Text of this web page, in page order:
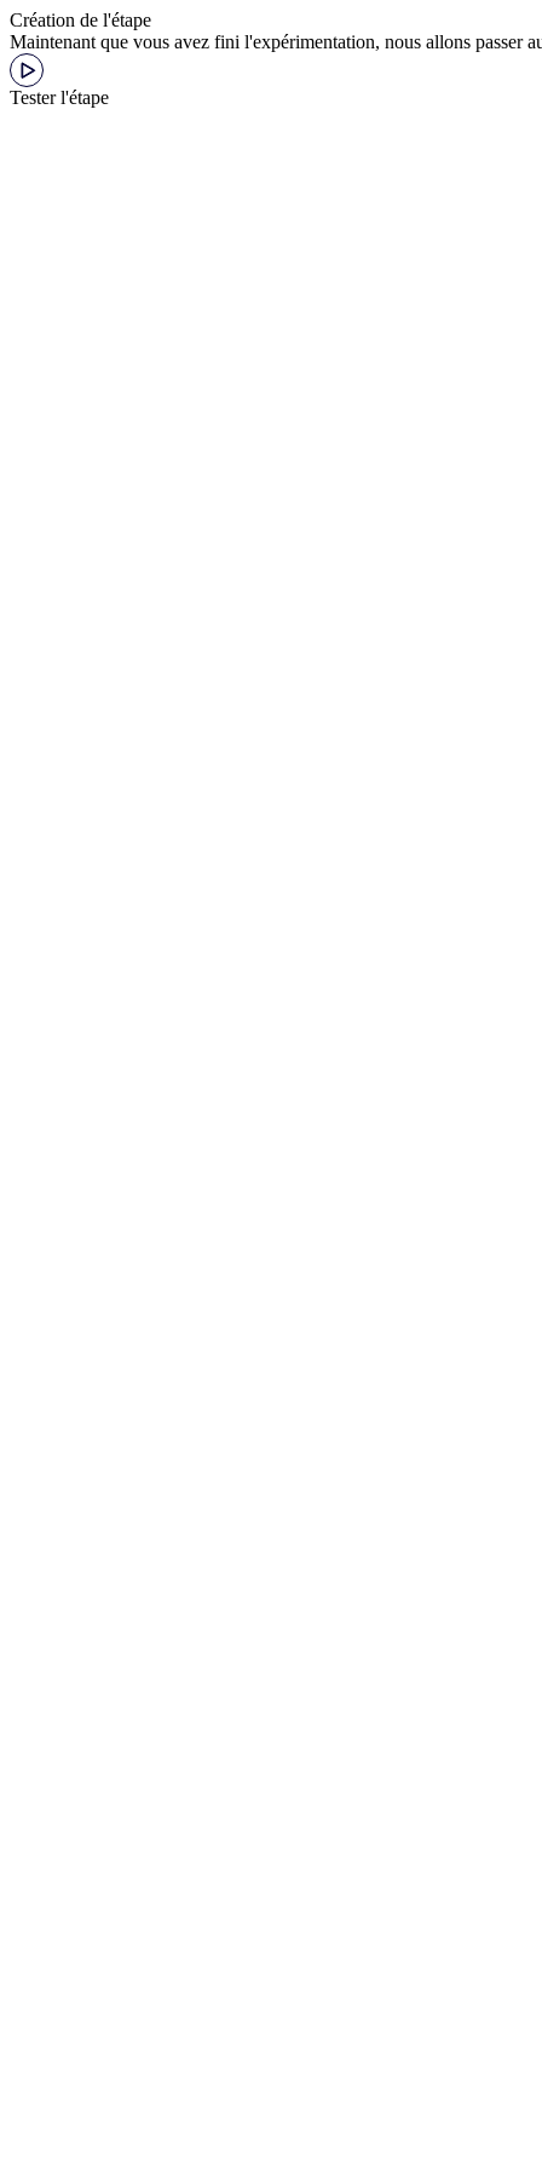
Création de l'étape
Maintenant que vous avez fini l'expérimentation, nous allons passer
Tester l'étape